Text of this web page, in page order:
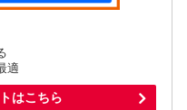
適
はこちら